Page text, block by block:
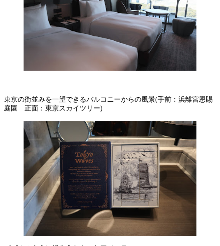
東京の街並みを一望できるバルコニーからの風景(手前：浜離宮恩賜
庭園 正面：東京スカイツリー)